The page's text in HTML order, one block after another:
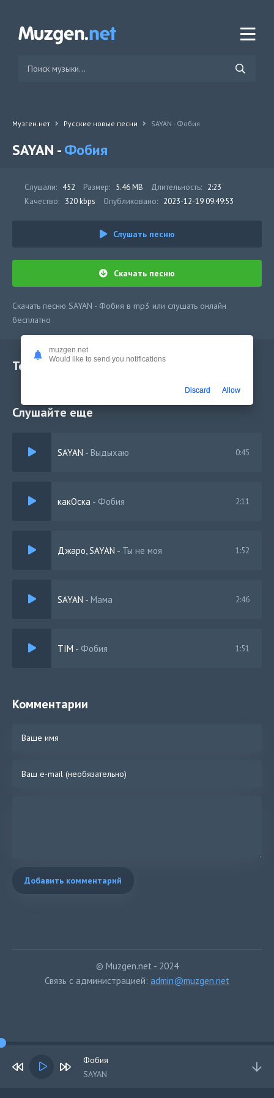
Музген.нет Русские новые песни SAYAN - Фобия
SAYAN -Фобия
Слушали: 452 Размер: 5.46 MB Длительность: 2:23
Качество: 320 kbps Опубликовано: 2023-12-19 09:49:53
Слушать песню
Скачать песню
Скачать песню SAYAN - Фобия в mp3 или слушать онлайн
бесплатно
Текст песни
Слушайте еще
SAYAN - Выдыхаю 0:45
какОска - Фобия 2:11
Джаро, SAYAN - Ты не моя 1:52
SAYAN - Мама 2:46
TIM - Фобия 1:51
Комментарии
Добавить комментарий
© Muzgen.net - 2024
Связь с администрацией: admin@muzgen.net
muzgen.net
Would like to send you notifications
Discard Allow
Фобия
SAYAN